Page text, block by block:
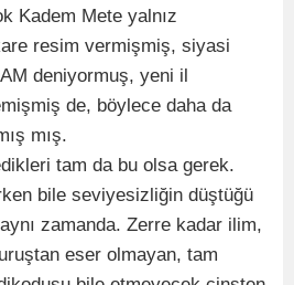
Kadem Mete yalnız
resim vermişmiş, siyasi
deniyormuş, yeni il
de, böylece daha da
mış.
tam da bu olsa gerek.
bile seviyesizliğin düştüğü
zamanda. Zerre kadar ilim,
eser olmayan, tam